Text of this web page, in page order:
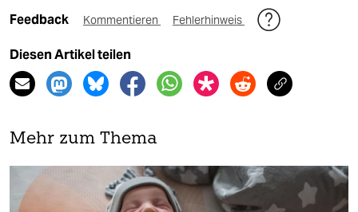
Feedback Kommentieren Fehlerhinweis
Diesen Artikel teilen
Mehr zum Thema